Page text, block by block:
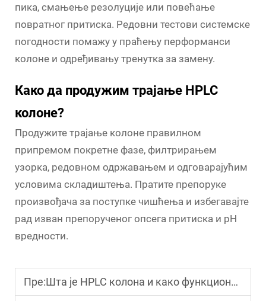
пика, смањење резолуције или повећање
повратног притиска. Редовни тестови системске
погодности помажу у праћењу перформанси
колоне и одређивању тренутка за замену.
Како да продужим трајање HPLC
колоне?
Продужите трајање колоне правилном
припремом покретне фазе, филтрирањем
узорка, редовном одржавањем и одговарајућим
условима складиштења. Пратите препоруке
произвођача за поступке чишћења и избегавајте
рад изван препорученог опсега притиска и pH
вредности.
Пре:Шта је HPLC колона и како функционише у процесу раздвајања?